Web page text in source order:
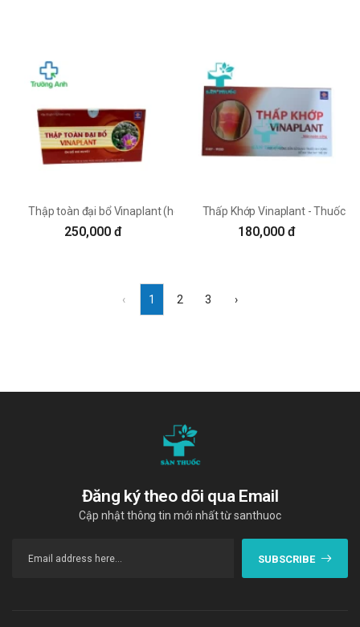
Thập toàn đại bổ Vinaplant (hoàn cúng) - Thuốc bồi bổ sức khỏe
250,000 đ
Thấp Khớp Vinaplant - Thuốc
180,000 đ
‹ 1 2 3 ›
Đăng ký theo dõi qua Email
Cập nhật thông tin mới nhất từ santhuoc
SUBSCRIBE